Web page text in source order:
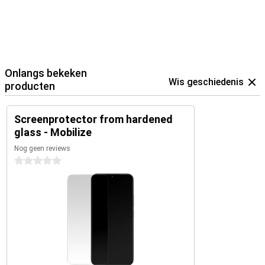
Onlangs bekeken
producten
Wis geschiedenis
Screenprotector from hardened
glass - Mobilize
Nog geen reviews
0 sterren